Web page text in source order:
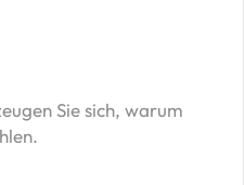
Sie sich, warum